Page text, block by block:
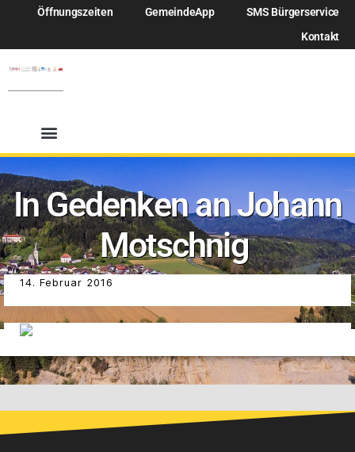
Öffnungszeiten GemeindeApp
SMS Bürgerservice
Kontakt
In Gedenken an Johann
Motschnig
14. Februar 2016